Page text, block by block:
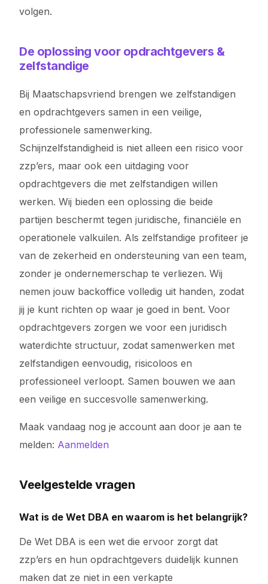
volgen.
De oplossing voor opdrachtgevers &
zelfstandige
Bij Maatschapsvriend brengen we zelfstandigen
en opdrachtgevers samen in een veilige,
professionele samenwerking.
Schijnzelfstandigheid is niet alleen een risico voor
zzp’ers, maar ook een uitdaging voor
opdrachtgevers die met zelfstandigen willen
werken. Wij bieden een oplossing die beide
partijen beschermt tegen juridische, financiële en
operationele valkuilen. Als zelfstandige profiteer je
van de zekerheid en ondersteuning van een team,
zonder je ondernemerschap te verliezen. Wij
nemen jouw backoffice volledig uit handen, zodat
jij je kunt richten op waar je goed in bent. Voor
opdrachtgevers zorgen we voor een juridisch
waterdichte structuur, zodat samenwerken met
zelfstandigen eenvoudig, risicoloos en
professioneel verloopt. Samen bouwen we aan
een veilige en succesvolle samenwerking.
Maak vandaag nog je account aan door je aan te
melden: Aanmelden
Veelgestelde vragen
Wat is de Wet DBA en waarom is het belangrijk?
De Wet DBA is een wet die ervoor zorgt dat
zzp’ers en hun opdrachtgevers duidelijk kunnen
maken dat ze niet in een verkapte